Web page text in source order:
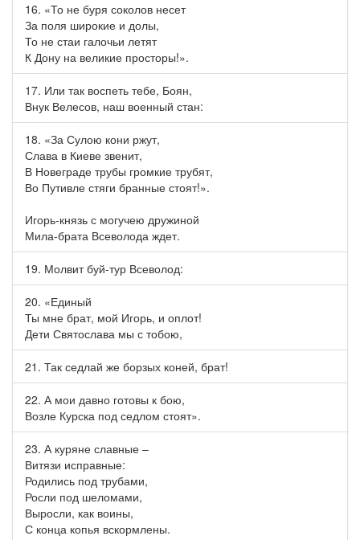
16. «То не буря соколов несет
За поля широкие и долы,
То не стаи галочьи летят
К Дону на великие просторы!».
17. Или так воспеть тебе, Боян,
Внук Велесов, наш военный стан:
18. «За Сулою кони ржут,
Слава в Киеве звенит,
В Новеграде трубы громкие трубят,
Во Путивле стяги бранные стоят!».
Игорь-князь с могучею дружиной
Мила-брата Всеволода ждет.
19. Молвит буй-тур Всеволод:
20. «Единый
Ты мне брат, мой Игорь, и оплот!
Дети Святослава мы с тобою,
21. Так седлай же борзых коней, брат!
22. А мои давно готовы к бою,
Возле Курска под седлом стоят».
23. А куряне славные –
Витязи исправные:
Родились под трубами,
Росли под шеломами,
Выросли, как воины,
С конца копья вскормлены.